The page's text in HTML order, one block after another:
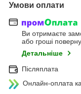
Умови оплати
Ви отримаєте
або гроші
Детальніше
Післяплата
Онлайн-оплата